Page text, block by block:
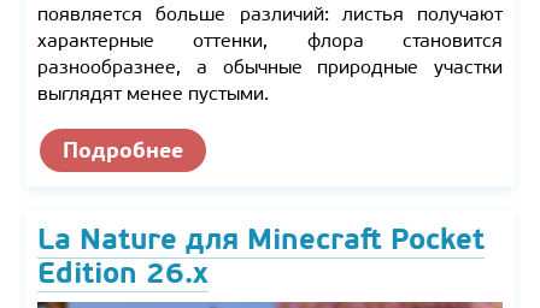
появляется больше различий: листья получают
характерные оттенки, флора становится
разнообразнее, а обычные природные участки
выглядят менее пустыми.
Подробнее
La Nature для Minecraft Pocket
Edition 26.x